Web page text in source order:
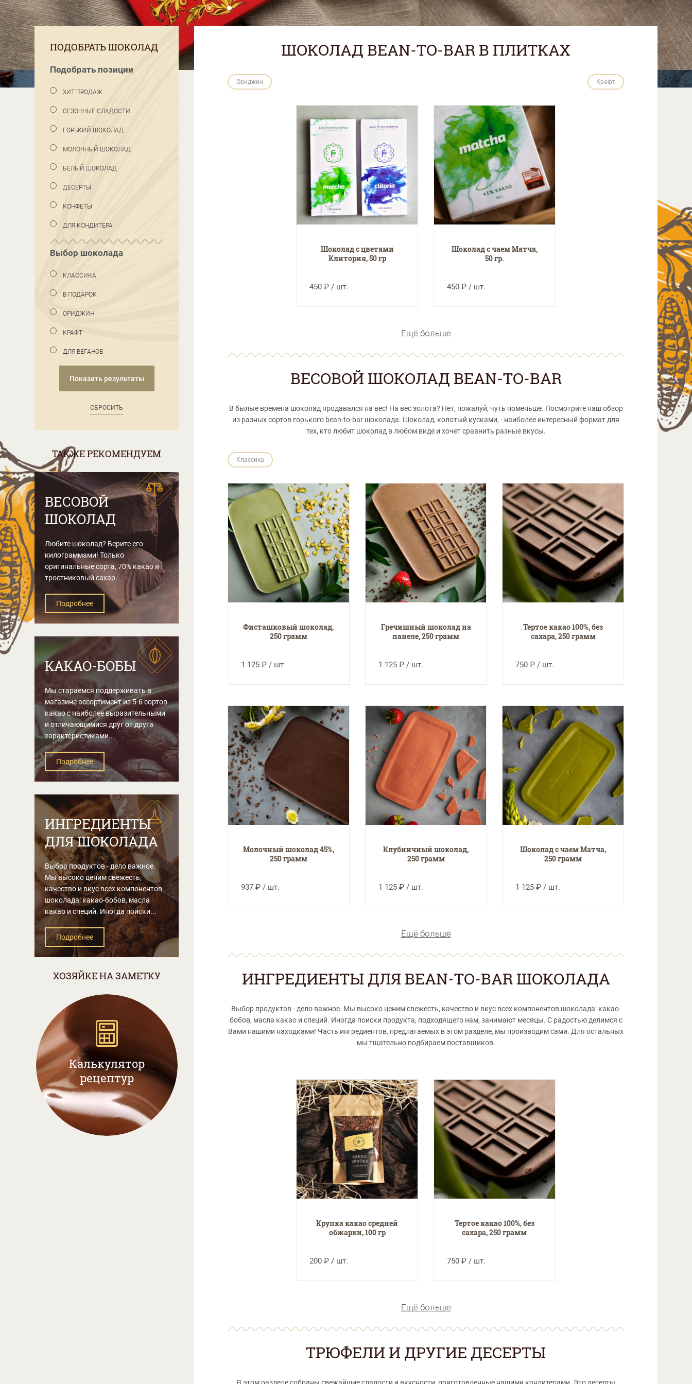
ПОДОБРАТЬ ШОКОЛАД
Подобрать позиции
ХИТ ПРОДАЖ
СЕЗОННЫЕ СЛАДОСТИ
ГОРЬКИЙ ШОКОЛАД
МОЛОЧНЫЙ ШОКОЛАД
БЕЛЫЙ ШОКОЛАД
ДЕСЕРТЫ
КОНФЕТЫ
ДЛЯ КОНДИТЕРА
Выбор шоколада
КЛАССИКА
В ПОДАРОК
ОРИДЖИН
КРАФТ
ДЛЯ ВЕГАНОВ
Показать результаты
СБРОСИТЬ
ТАКЖЕ РЕКОМЕНДУЕМ
ВЕСОВОЙ
ШОКОЛАД
Любите шоколад? Берите его
килограммами! Только
оригинальные сорта, 70% какао и
тростниковый сахар.
Подробнее
КАКАО-БОБЫ
Мы стараемся поддерживать в
магазине ассортимент из 5-6 сортов
какао с наиболее выразительными
и отличающимися друг от друга
характеристиками..
Подробнее
ИНГРЕДИЕНТЫ
ДЛЯ ШОКОЛАДА
Выбор продуктов - дело важное.
Мы высоко ценим свежесть,
качество и вкус всех компонентов
шоколада: какао-бобов, масла
какао и специй. Иногда поиски...
Подробнее
ХОЗЯЙКЕ НА ЗАМЕТКУ
Калькулятор
рецептур
ШОКОЛАД BEAN-TO-BAR В ПЛИТКАХ
Ориджин Крафт
Шоколад с цветами
Клитория, 50 гр
450 ₽ / шт.
Шоколад с чаем Матча,
50 гр.
450 ₽ / шт.
Ещё больше
ВЕСОВОЙ ШОКОЛАД BEAN-TO-BAR
В былые времена шоколад продавался на вес! На вес золота? Нет, пожалуй, чуть поменьше. Посмотрите наш обзор
из разных сортов горького bean-to-bar шоколада. Шоколад, колотый кусками, - наиболее интересный формат для
тех, кто любит шоколад в любом виде и хочет сравнить разные вкусы.
Классика
Фисташковый шоколад,
250 грамм
1 125 ₽ / шт
Гречишный шоколад на
панеле, 250 грамм
1 125 ₽ / шт.
Тертое какао 100%, без
сахара, 250 грамм
750 ₽ / шт.
Молочный шоколад 45%,
250 грамм
937 ₽ / шт.
Клубничный шоколад,
250 грамм
1 125 ₽ / шт.
Шоколад с чаем Матча,
250 грамм
1 125 ₽ / шт.
Ещё больше
ИНГРЕДИЕНТЫ ДЛЯ BEAN-TO-BAR ШОКОЛАДА
Выбор продуктов - дело важное. Мы высоко ценим свежесть, качество и вкус всех компонентов шоколада: какао-
бобов, масла какао и специй. Иногда поиски продукта, подходящего нам, занимают месяцы. С радостью делимся с
Вами нашими находками! Часть ингредиентов, предлагаемых в этом разделе, мы производим сами. Для остальных
мы тщательно подбираем поставщиков.
Крупка какао средней
обжарки, 100 гр
200 ₽ / шт.
Тертое какао 100%, без
сахара, 250 грамм
750 ₽ / шт.
Ещё больше
ТРЮФЕЛИ И ДРУГИЕ ДЕСЕРТЫ